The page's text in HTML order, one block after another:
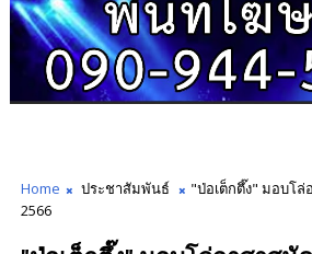
Home ประชาสัมพันธ์
"ป่อเต็กตึ๊ง" มอบโล่
2566